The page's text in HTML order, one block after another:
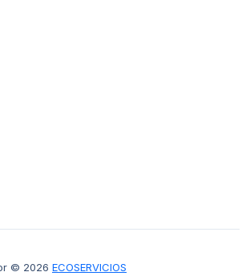
© 2026 ECOSERVICIOS